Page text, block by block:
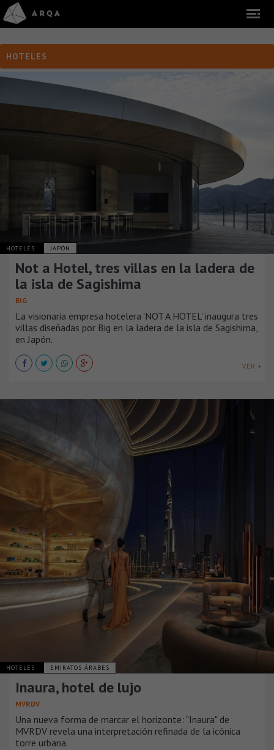
HOTELES
HOTELES JAPÓN
Not a Hotel, tres villas en la ladera de
la isla de Sagishima
BIG
La visionaria empresa hotelera 'NOT A HOTEL' inaugura tres
villas diseñadas por Big en la ladera de la isla de Sagishima,
en Japón.
VER +
HOTELES EMIRATOS ÁRABES
Inaura, hotel de lujo
MVRDV
Una nueva forma de marcar el horizonte: "Inaura" de
MVRDV revela una interpretación refinada de la icónica
torre urbana.